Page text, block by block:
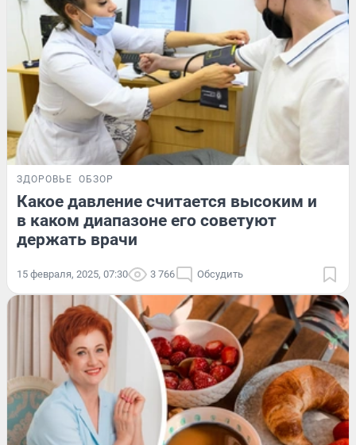
ЗДОРОВЬЕ ОБЗОР
Какое давление считается высоким и
в каком диапазоне его советуют
держать врачи
15 февраля, 2025, 07:30 3 766 Обсудить